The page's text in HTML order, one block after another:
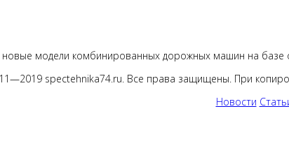
новые модели комбинированных дорожных машин на базе
spectehnika74.ru. Все права защищены. При
Новости